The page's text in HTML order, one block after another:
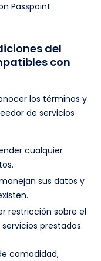
Passpoint
del
con
los términos y
de servicios
cualquier
sus datos y
restricción sobre el
prestados.
comodidad,